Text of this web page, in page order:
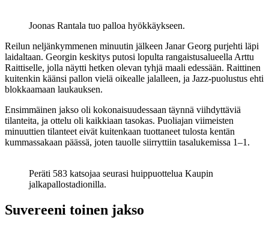
Joonas Rantala tuo palloa hyökkäykseen.
Reilun neljänkymmenen minuutin jälkeen Janar Georg purjehti läpi
laidaltaan. Georgin keskitys putosi lopulta rangaistusalueella Arttu
Raittiselle, jolla näytti hetken olevan tyhjä maali edessään. Raittinen
kuitenkin käänsi pallon vielä oikealle jalalleen, ja Jazz-puolustus ehti
blokkaamaan laukauksen.
Ensimmäinen jakso oli kokonaisuudessaan täynnä viihdyttäviä
tilanteita, ja ottelu oli kaikkiaan tasokas. Puoliajan viimeisten
minuuttien tilanteet eivät kuitenkaan tuottaneet tulosta kentän
kummassakaan päässä, joten tauolle siirryttiin tasalukemissa 1–1.
Peräti 583 katsojaa seurasi huippuottelua Kaupin
jalkapallostadionilla.
Suvereeni toinen jakso